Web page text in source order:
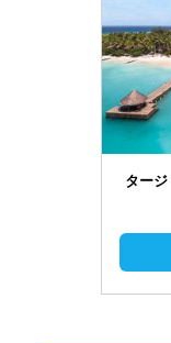
ター